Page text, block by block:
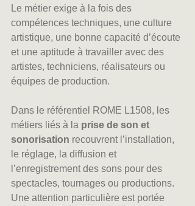
Le métier exige à la fois des
compétences techniques, une culture
artistique, une bonne capacité d’écoute
et une aptitude à travailler avec des
artistes, techniciens, réalisateurs ou
équipes de production.
Dans le référentiel ROME L1508, les
métiers liés à la prise de son et
sonorisation recouvrent l’installation,
le réglage, la diffusion et
l’enregistrement des sons pour des
spectacles, tournages ou productions.
Une attention particulière est portée